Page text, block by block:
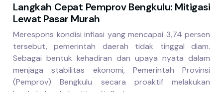
Langkah Cepat Pemprov Bengkulu: Mitigasi
Lewat Pasar Murah
Merespons kondisi inflasi yang mencapai 3,74 persen
tersebut, pemerintah daerah tidak tinggal diam.
Sebagai bentuk kehadiran dan upaya nyata dalam
menjaga stabilitas ekonomi, Pemerintah Provinsi
(Pemprov) Bengkulu secara proaktif melakukan